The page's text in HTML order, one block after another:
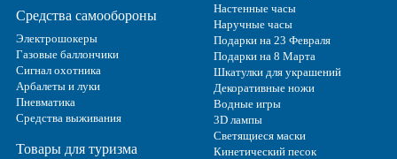
Средства самообороны
Электрошокеры
Газовые баллончики
Сигнал охотника
Арбалеты и луки
Пневматика
Средства выживания
Товары для туризма
Настенные часы
Наручные часы
Подарки на 23 Февраля
Подарки на 8 Марта
Шкатулки для украшений
Декоративные ножи
Водные игры
3D лампы
Светящиеся маски
Кинетический песок